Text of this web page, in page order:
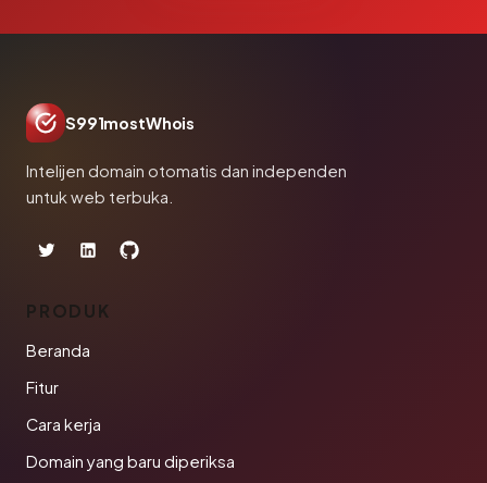
S991mostWhois
Intelijen domain otomatis dan independen
untuk web terbuka.
PRODUK
Beranda
Fitur
Cara kerja
Domain yang baru diperiksa